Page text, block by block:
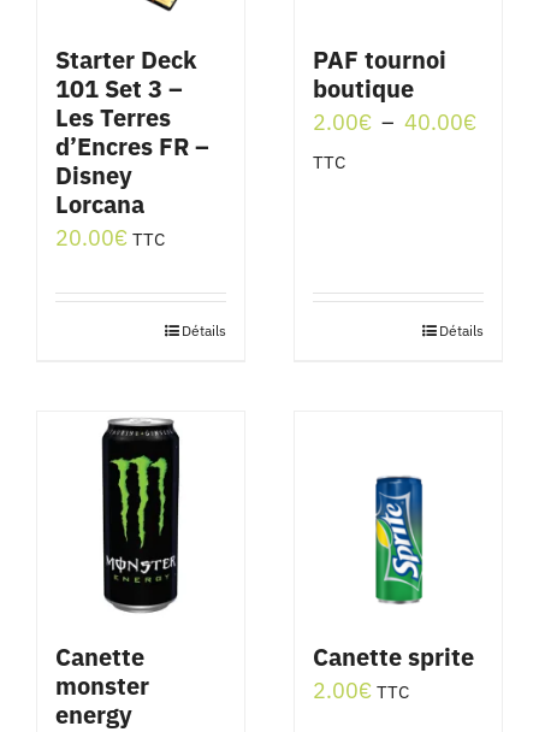
Starter Deck
101 Set 3 –
Les Terres
d’Encres FR –
Disney
Lorcana
20.00€ TTC
Détails
PAF tournoi
boutique
2.00€ – 40.00€Plage
TTC
variations.
peuvent
être
choisies
Détails
Canette
monster
energy
Canette sprite
2.00€ TTC